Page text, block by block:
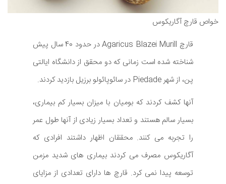
خواص قارچ آگاریکوس
قارچ Agaricus Blazei Murill در حدود 40 سال پیش
شناخته شده است زمانی که دو محقق از دانشگاه ایالتی
پن، از شهر Piedade در سائوپائولو برزیل بازدید کردند.
آنها کشف کردند که بومیان با میزان بسیار کم بیماری،
بسیار سالم هستند و تعداد بسیار زیادی از آنها طول عمر
را تجربه می کنند. محققان اظهار داشتند افرادی که
آگاریکوس مصرف می کردند بیماری های شدید مزمن
توسعه پیدا نمی کرد. قارچ ها دارای تعدادی از مزایای